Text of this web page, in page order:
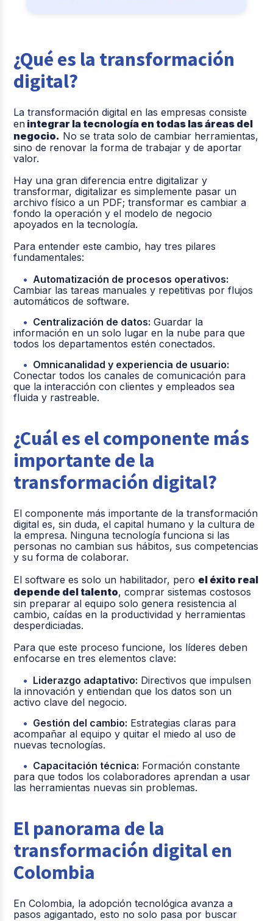
¿Qué es la transformación
digital?
La transformación digital en las empresas consiste
en integrar la tecnología en todas las áreas del
negocio. No se trata solo de cambiar herramientas,
sino de renovar la forma de trabajar y de aportar
valor.
Hay una gran diferencia entre digitalizar y
transformar, digitalizar es simplemente pasar un
archivo físico a un PDF; transformar es cambiar a
fondo la operación y el modelo de negocio
apoyados en la tecnología.
Para entender este cambio, hay tres pilares
fundamentales:
Automatización de procesos operativos:
Cambiar las tareas manuales y repetitivas por flujos
automáticos de software.
Centralización de datos: Guardar la
información en un solo lugar en la nube para que
todos los departamentos estén conectados.
Omnicanalidad y experiencia de usuario:
Conectar todos los canales de comunicación para
que la interacción con clientes y empleados sea
fluida y rastreable.
¿Cuál es el componente más
importante de la
transformación digital?
El componente más importante de la transformación
digital es, sin duda, el capital humano y la cultura de
la empresa. Ninguna tecnología funciona si las
personas no cambian sus hábitos, sus competencias
y su forma de colaborar.
El software es solo un habilitador, pero el éxito real
depende del talento, comprar sistemas costosos
sin preparar al equipo solo genera resistencia al
cambio, caídas en la productividad y herramientas
desperdiciadas.
Para que este proceso funcione, los líderes deben
enfocarse en tres elementos clave:
Liderazgo adaptativo: Directivos que impulsen
la innovación y entiendan que los datos son un
activo clave del negocio.
Gestión del cambio: Estrategias claras para
acompañar al equipo y quitar el miedo al uso de
nuevas tecnologías.
Capacitación técnica: Formación constante
para que todos los colaboradores aprendan a usar
las herramientas nuevas sin problemas.
El panorama de la
transformación digital en
Colombia
En Colombia, la adopción tecnológica avanza a
pasos agigantado, esto no solo pasa por buscar